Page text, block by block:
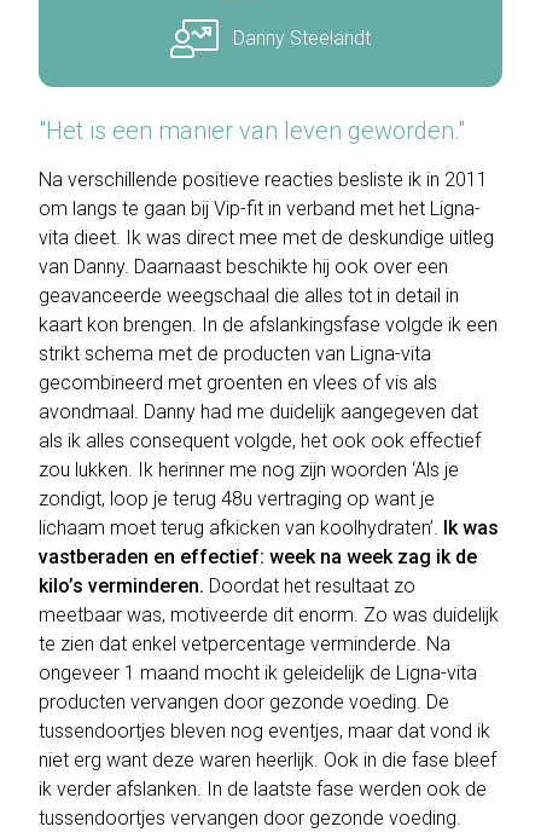
Danny Steelandt
"Het is een manier van leven geworden."
Na verschillende positieve reacties besliste ik in 2011
om langs te gaan bij Vip-fit in verband met het Ligna-
vita dieet. Ik was direct mee met de deskundige uitleg
van Danny. Daarnaast beschikte hij ook over een
geavanceerde weegschaal die alles tot in detail in
kaart kon brengen. In de afslankingsfase volgde ik een
strikt schema met de producten van Ligna-vita
gecombineerd met groenten en vlees of vis als
avondmaal. Danny had me duidelijk aangegeven dat
als ik alles consequent volgde, het ook ook effectief
zou lukken. Ik herinner me nog zijn woorden ‘Als je
zondigt, loop je terug 48u vertraging op want je
lichaam moet terug afkicken van koolhydraten’. Ik was
vastberaden en effectief: week na week zag ik de
kilo’s verminderen. Doordat het resultaat zo
meetbaar was, motiveerde dit enorm. Zo was duidelijk
te zien dat enkel vetpercentage verminderde. Na
ongeveer 1 maand mocht ik geleidelijk de Ligna-vita
producten vervangen door gezonde voeding. De
tussendoortjes bleven nog eventjes, maar dat vond ik
niet erg want deze waren heerlijk. Ook in die fase bleef
ik verder afslanken. In de laatste fase werden ook de
tussendoortjes vervangen door gezonde voeding.